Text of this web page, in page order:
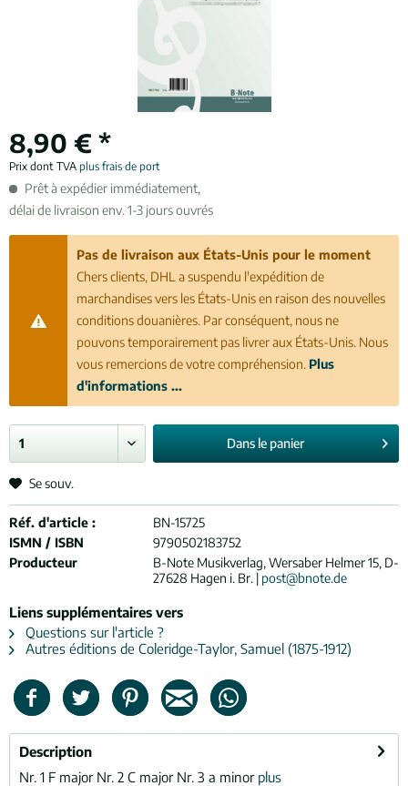
8,90 € *
Prix dont TVA plus frais de port
Prêt à expédier immédiatement,
délai de livraison env. 1-3 jours ouvrés
Pas de livraison aux États-Unis pour le moment
Chers clients, DHL a suspendu l'expédition de
marchandises vers les États-Unis en raison des nouvelles
conditions douanières. Par conséquent, nous ne
pouvons temporairement pas livrer aux États-Unis. Nous
vous remercions de votre compréhension. Plus
d'informations ...
Dans le panier
Se souv.
Réf. d'article :
BN-15725
ISMN / ISBN
9790502183752
Producteur
B-Note Musikverlag, Wersaber Helmer 15, D-
27628 Hagen i. Br. | post@bnote.de
Liens supplémentaires vers
Questions sur l'article ?
Autres éditions de Coleridge-Taylor, Samuel (1875-1912)
Description
Nr. 1 F major Nr. 2 C major Nr. 3 a minor plus